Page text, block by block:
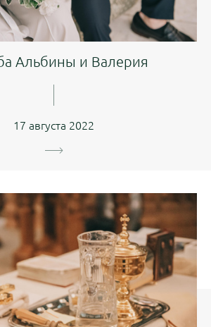
Альбины и Валерия
17 августа 2022